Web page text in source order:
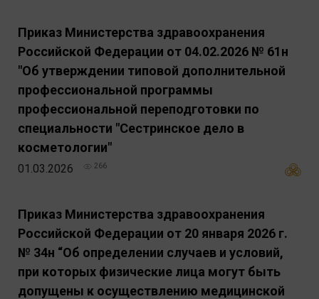
Приказ Министерства здравоохранения
Российской Федерации от 04.02.2026 № 61н
"Об утверждении типовой дополнительной
профессиональной программы
профессиональной переподготовки по
специальности "Сестринское дело в
косметологии"
01.03.2026 266
Приказ Министерства здравоохранения
Российской Федерации от 20 января 2026 г.
№ 34н “Об определении случаев и условий,
при которых физические лица могут быть
допущены к осуществлению медицинской